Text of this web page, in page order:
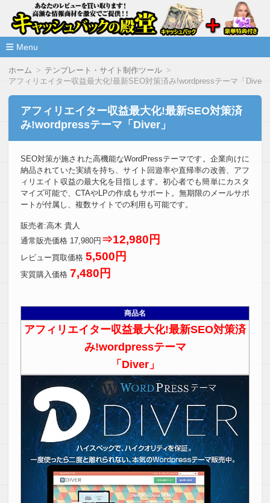
情報商材激安サイト・キャッシ
ュバックの殿堂
高額な情報商材をレビューを買い取ることで激安で購入できま
Menu
ホーム
テンプレート・サイト制作ツール
アフィリエイター収益最大化!最新SEO対策済み!wordpressテーマ「Diver
アフィリエイター収益最大化!最新SEO対策済
み!wordpressテーマ「Diver」
SEO対策が施された高機能なWordPressテーマです。企業向けに
納品されていた実績を持ち、サイト回遊率や直帰率の改善、アフ
ィリエイト収益の最大化を目指します。初心者でも簡単にカスタ
マイズ可能で、CTAやLPの作成もサポート。無期限のメールサポ
ートが付属し、複数サイトでの利用も可能です。
販売者:高木 貴人
通常販売価格 17,980円 ⇒12,980円
レビュー買取価格 5,500円
実質購入価格 7,480円
商品名
アフィリエイター収益最大化!最新SEO対策済
み!wordpressテーマ
「Diver」